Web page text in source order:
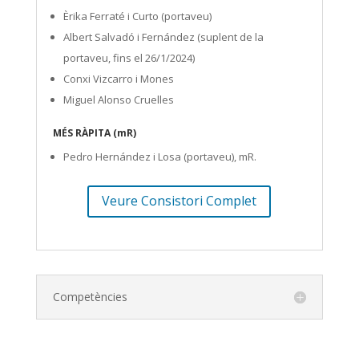
Èrika Ferraté i Curto (portaveu)
Albert Salvadó i Fernández (suplent de la
portaveu, fins el 26/1/2024)
Conxi Vizcarro i Mones
Miguel Alonso Cruelles
MÉS RÀPITA (mR)
Pedro Hernández i Losa (portaveu), mR.
Veure Consistori Complet
Competències